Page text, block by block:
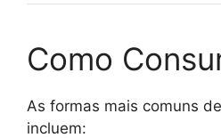
Como
As formas mais comuns
incluem: